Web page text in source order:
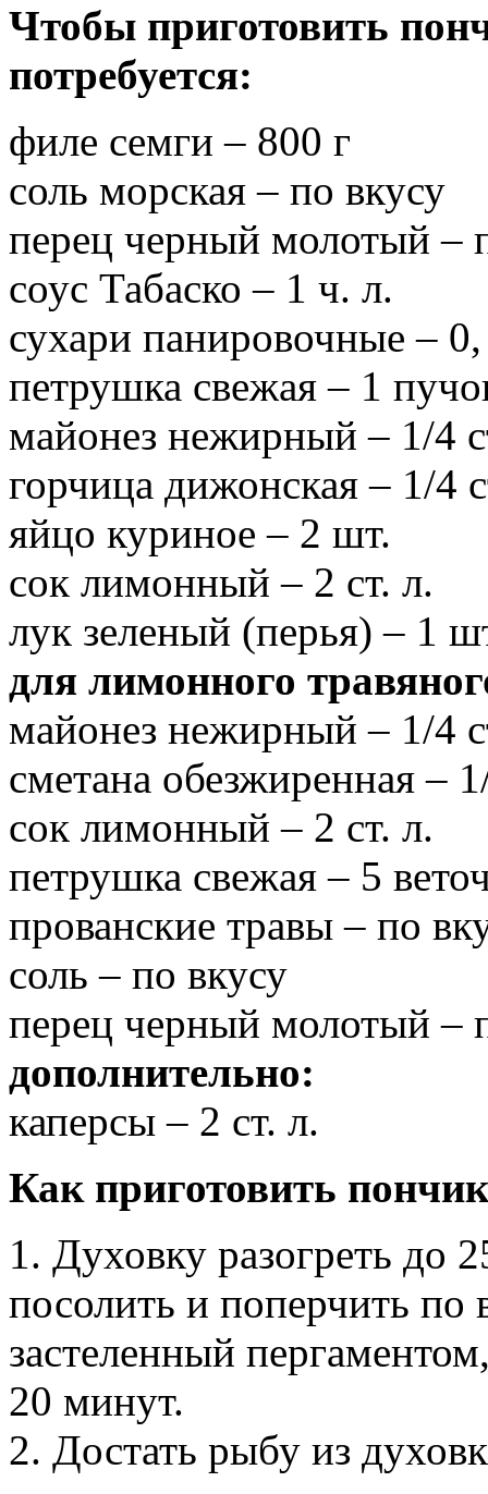
Чтобы приготовить
потребуется:
филе семги – 800 г
соль морская – по вкусу
перец черный молотый –
соус Табаско – 1 ч. л.
сухари панировочные –
петрушка свежая – 1
майонез нежирный – 1/4
горчица дижонская – 1/4
яйцо куриное – 2 шт.
сок лимонный – 2 ст. л.
лук зеленый (перья) – 1
для лимонного
майонез нежирный – 1/4
сметана обезжиренная –
сок лимонный – 2 ст. л.
петрушка свежая – 5
прованские травы – по
соль – по вкусу
перец черный молотый –
дополнительно:
каперсы – 2 ст. л.
Как приготовить
1. Духовку разогреть до
посолить и поперчить по
застеленный
20 минут.
2. Достать рыбу из